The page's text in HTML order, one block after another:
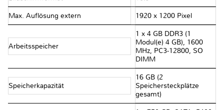
Max. Auflösung extern 1920 x 1200 Pixel
Arbeitsspeicher
1 x 4 GB DDR3 (1
Modul(e) 4 GB), 1600
MHz, PC3-12800, SO
DIMM
Speicherkapazität
16 GB (2
Speichersteckplätze
gesamt)